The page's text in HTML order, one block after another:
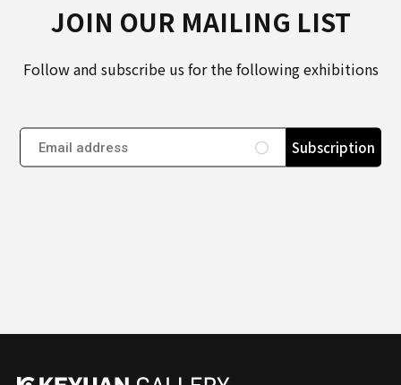
JOIN OUR MAILING LIST
Follow and subscribe us for the following exhibitions
Subscription